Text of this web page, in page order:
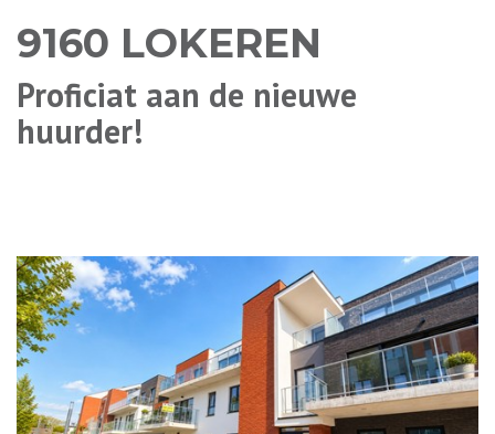
9160 LOKEREN
Proficiat aan de nieuwe
huurder!